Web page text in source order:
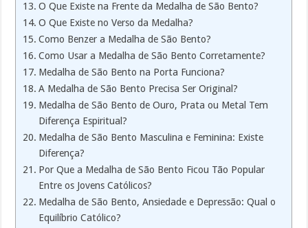
O Que Existe na Frente da Medalha de São Bento?
O Que Existe no Verso da Medalha?
Como Benzer a Medalha de São Bento?
Como Usar a Medalha de São Bento Corretamente?
Medalha de São Bento na Porta Funciona?
A Medalha de São Bento Precisa Ser Original?
Medalha de São Bento de Ouro, Prata ou Metal Tem
Diferença Espiritual?
Medalha de São Bento Masculina e Feminina: Existe
Diferença?
Por Que a Medalha de São Bento Ficou Tão Popular
Entre os Jovens Católicos?
Medalha de São Bento, Ansiedade e Depressão: Qual o
Equilíbrio Católico?